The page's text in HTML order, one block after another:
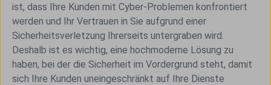
ist, dass Ihre Kunden mit Cyber-Problemen konfrontiert
werden und Ihr Vertrauen in Sie aufgrund einer
Sicherheitsverletzung Ihrerseits untergraben wird.
Deshalb ist es wichtig, eine hochmoderne Lösung zu
haben, bei der die Sicherheit im Vordergrund steht, damit
sich Ihre Kunden uneingeschränkt auf Ihre Dienste